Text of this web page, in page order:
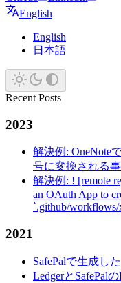
English
English
日本語
Recent Posts
2023
解決例: OneNote
号に変換される
解決例: ! [remote
an OAuth App to
`.github/
2021
SafePalで生成し
LedgerとSafePal